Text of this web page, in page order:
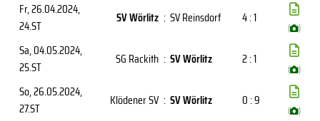
Fr, 26.04.2024,
24.ST
SV Wörlitz : SV Reinsdorf 4 : 1
( )
Sa, 04.05.2024,
25.ST
SG Rackith : SV Wörlitz 2 : 1
( )
So, 26.05.2024,
27.ST
Klödener SV : SV Wörlitz 0 : 9
( )